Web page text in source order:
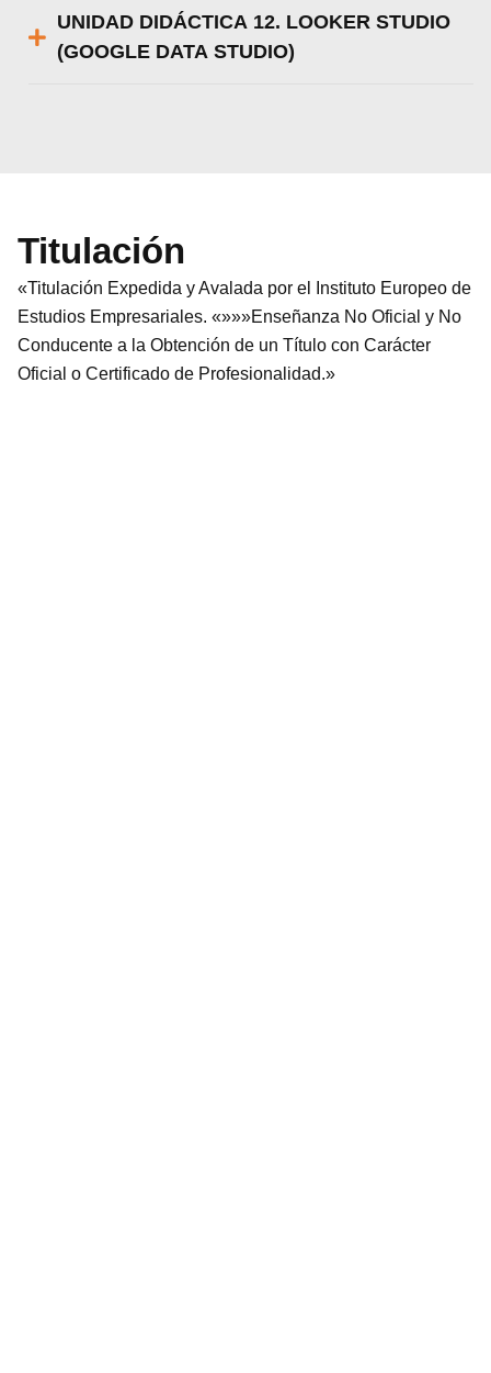
UNIDAD DIDÁCTICA 12. LOOKER STUDIO
(GOOGLE DATA STUDIO)
Titulación
«Titulación Expedida y Avalada por el Instituto Europeo de
Estudios Empresariales. «»»»Enseñanza No Oficial y No
Conducente a la Obtención de un Título con Carácter
Oficial o Certificado de Profesionalidad.»